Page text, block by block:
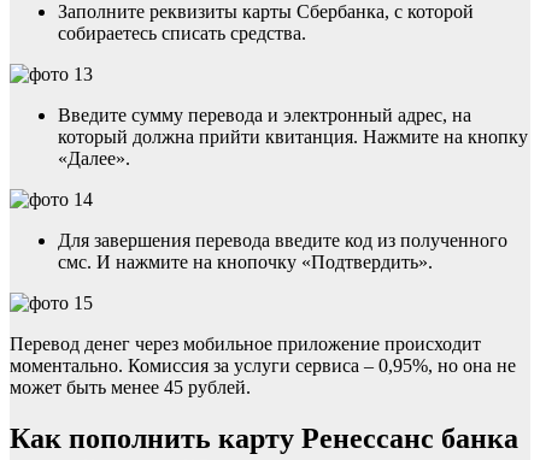
Заполните реквизиты карты Сбербанка, с которой
собираетесь списать средства.
Введите сумму перевода и электронный адрес, на
который должна прийти квитанция. Нажмите на кнопку
«Далее».
Для завершения перевода введите код из полученного
смс. И нажмите на кнопочку «Подтвердить».
Перевод денег через мобильное приложение происходит
моментально. Комиссия за услуги сервиса – 0,95%, но она не
может быть менее 45 рублей.
Как пополнить карту Ренессанс банка